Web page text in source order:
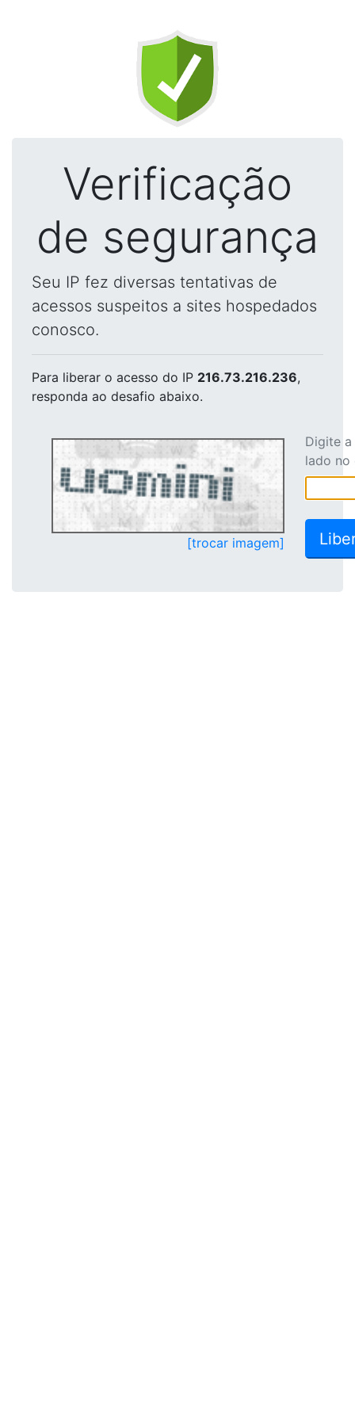
Verificação
de segurança
Seu IP fez diversas tentativas de
acessos suspeitos a sites hospedados
conosco.
Para liberar o acesso do IP 216.73.216.236,
responda ao desafio abaixo.
[trocar imagem]
Digite
lado no